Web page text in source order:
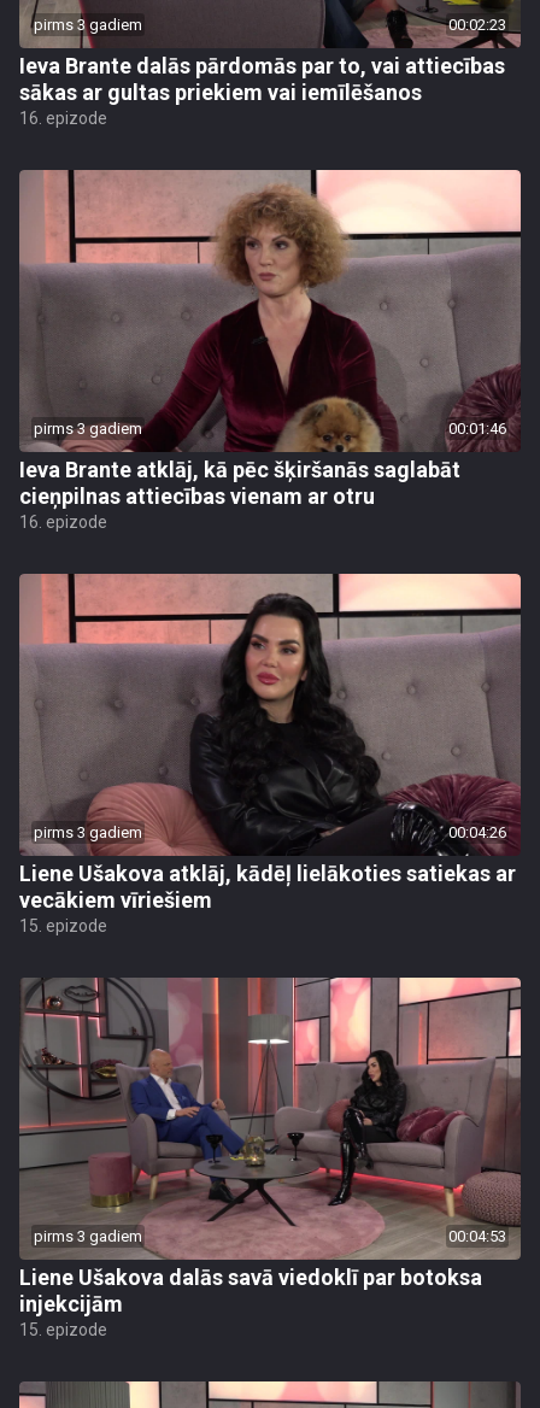
pirms 3 gadiem 00:02:23
Ieva Brante dalās pārdomās par to, vai attiecības
sākas ar gultas priekiem vai iemīlēšanos
16. epizode
pirms 3 gadiem 00:01:46
Ieva Brante atklāj, kā pēc šķiršanās saglabāt
cieņpilnas attiecības vienam ar otru
16. epizode
pirms 3 gadiem 00:04:26
Liene Ušakova atklāj, kādēļ lielākoties satiekas ar
vecākiem vīriešiem
15. epizode
pirms 3 gadiem 00:04:53
Liene Ušakova dalās savā viedoklī par botoksa
injekcijām
15. epizode